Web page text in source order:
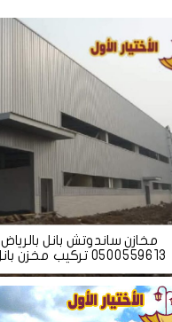
مخازن ساندوتش بانل بالرياض
0500559613 تركيب مخزن بانل